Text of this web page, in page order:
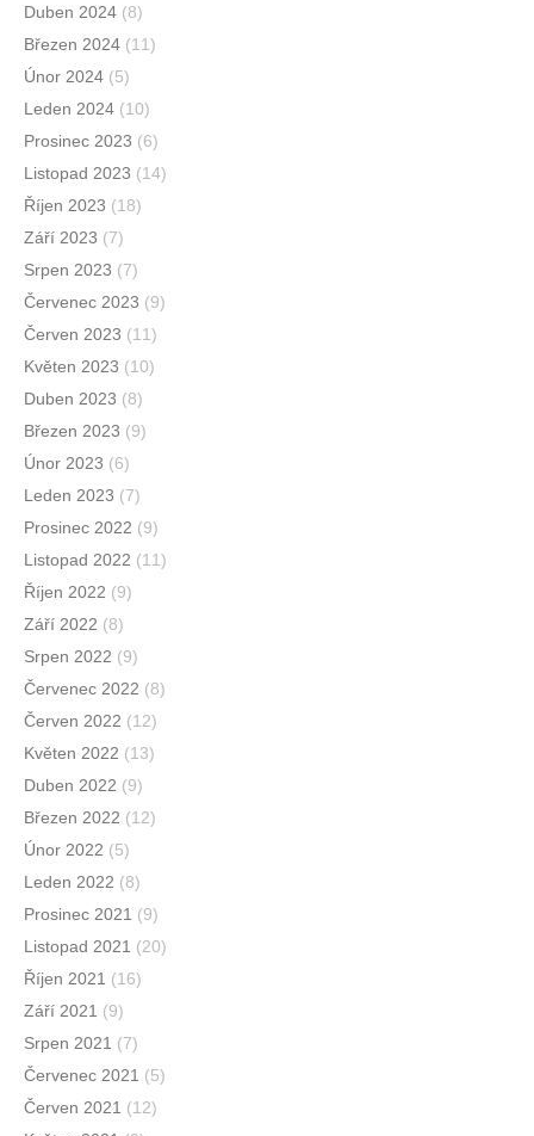
Duben 2024 (8)
Březen 2024 (11)
Únor 2024 (5)
Leden 2024 (10)
Prosinec 2023 (6)
Listopad 2023 (14)
Říjen 2023 (18)
Září 2023 (7)
Srpen 2023 (7)
Červenec 2023 (9)
Červen 2023 (11)
Květen 2023 (10)
Duben 2023 (8)
Březen 2023 (9)
Únor 2023 (6)
Leden 2023 (7)
Prosinec 2022 (9)
Listopad 2022 (11)
Říjen 2022 (9)
Září 2022 (8)
Srpen 2022 (9)
Červenec 2022 (8)
Červen 2022 (12)
Květen 2022 (13)
Duben 2022 (9)
Březen 2022 (12)
Únor 2022 (5)
Leden 2022 (8)
Prosinec 2021 (9)
Listopad 2021 (20)
Říjen 2021 (16)
Září 2021 (9)
Srpen 2021 (7)
Červenec 2021 (5)
Červen 2021 (12)